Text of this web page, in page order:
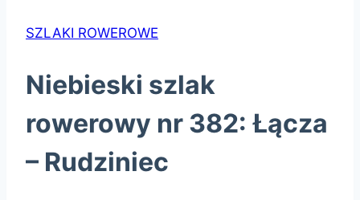
SZLAKI ROWEROWE
Niebieski szlak
rowerowy nr 382: Łącza
– Rudziniec